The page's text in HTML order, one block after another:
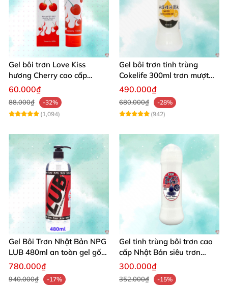
Gel bôi trơn Love Kiss
hương Cherry cao cấp
100ml dịu nhẹ an toàn
60.000₫
88.000₫
-32%
(1,094)
Gel bôi trơn tinh trùng
Cokelife 300ml trơn mượt
quan hệ gay
490.000₫
680.000₫
-28%
(942)
Gel Bôi Trơn Nhật Bản NPG
LUB 480ml an toàn gel gốc
nước, chống viêm phụ khoa
780.000₫
940.000₫
-17%
Gel tinh trùng bôi trơn cao
cấp Nhật Bản siêu trơn
300ml
300.000₫
352.000₫
-15%